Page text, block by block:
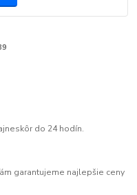
do 24 hodín.
garantujeme najlepšie ceny